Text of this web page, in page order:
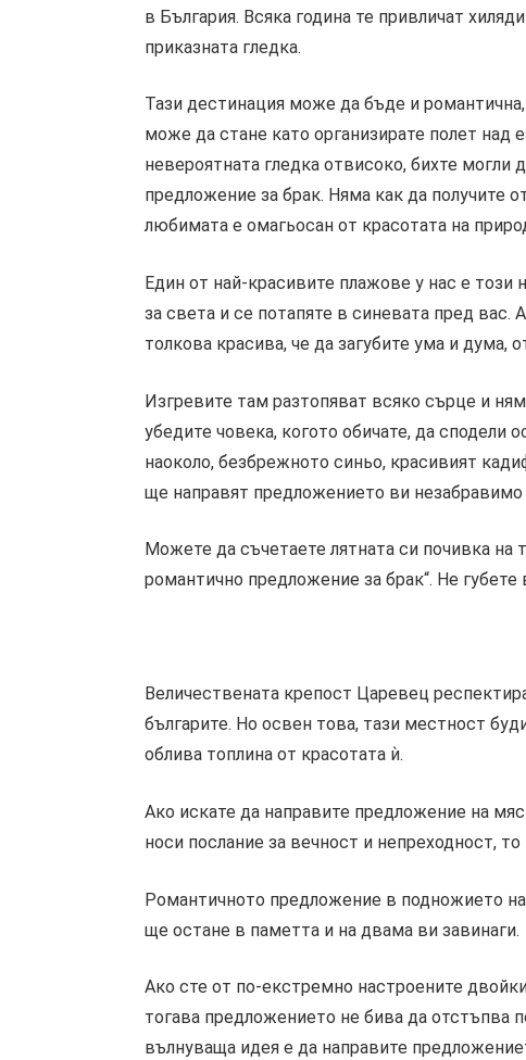
в България. Всяка година те привличат
приказната гледка.
Тази дестинация може да бъде и
може да стане като организирате полет над
невероятната гледка отвисоко, бихте
предложение за брак. Няма как да получите
любимата е омагьосан от красотата на
Един от най-красивите плажове у нас е този
за света и се потапяте в синевата пред вас.
толкова красива, че да загубите ума и дума,
Изгревите там разтопяват всяко сърце и
убедите човека, когото обичате, да сподели
наоколо, безбрежното синьо, красивият
ще направят предложението ви
Можете да съчетаете лятната си почивка на
романтично предложение за брак“. Не
Величествената крепост Царевец
българите. Но освен това, тази местност
облива топлина от красотата ѝ.
Ако искате да направите предложение на
носи послание за вечност и непреходност,
Романтичното предложение в подножието
ще остане в паметта и на двама ви завинаги.
Ако сте от по-екстремно настроените
тогава предложението не бива да отстъпва
вълнуваща идея е да направите